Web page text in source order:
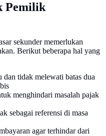
Pemilik
sekunder memerlukan
Berikut beberapa hal yang
tidak melewati batas dua
menghindari masalah pajak
sebagai referensi di masa
agar terhindar dari